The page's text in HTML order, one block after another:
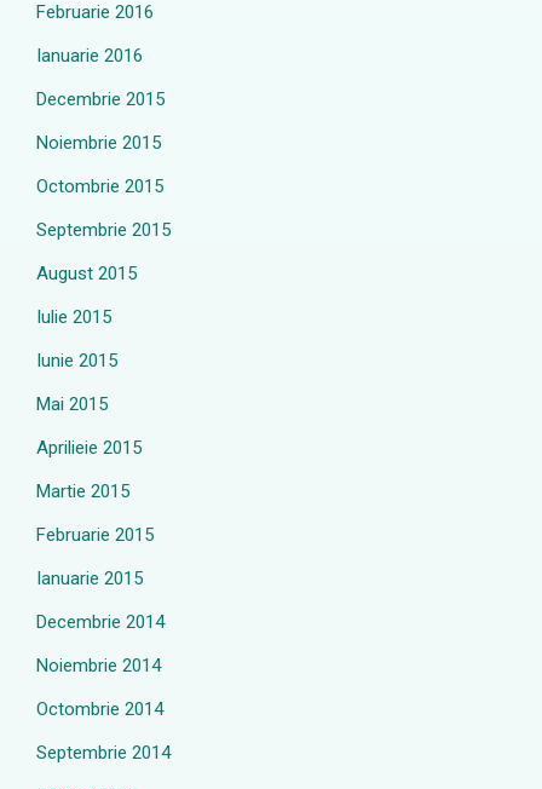
Februarie 2016
Ianuarie 2016
Decembrie 2015
Noiembrie 2015
Octombrie 2015
Septembrie 2015
August 2015
Iulie 2015
Iunie 2015
Mai 2015
Aprilieie 2015
Martie 2015
Februarie 2015
Ianuarie 2015
Decembrie 2014
Noiembrie 2014
Octombrie 2014
Septembrie 2014